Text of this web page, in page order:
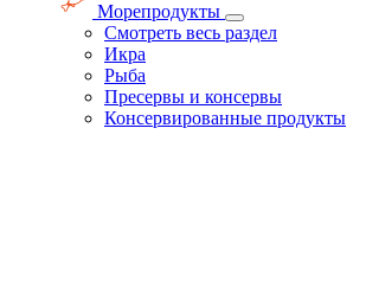
Морепродукты
Смотреть весь раздел
Икра
Рыба
Пресервы и консервы
Консервированные продукты